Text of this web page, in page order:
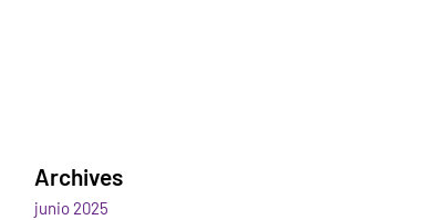
Archives
junio 2025